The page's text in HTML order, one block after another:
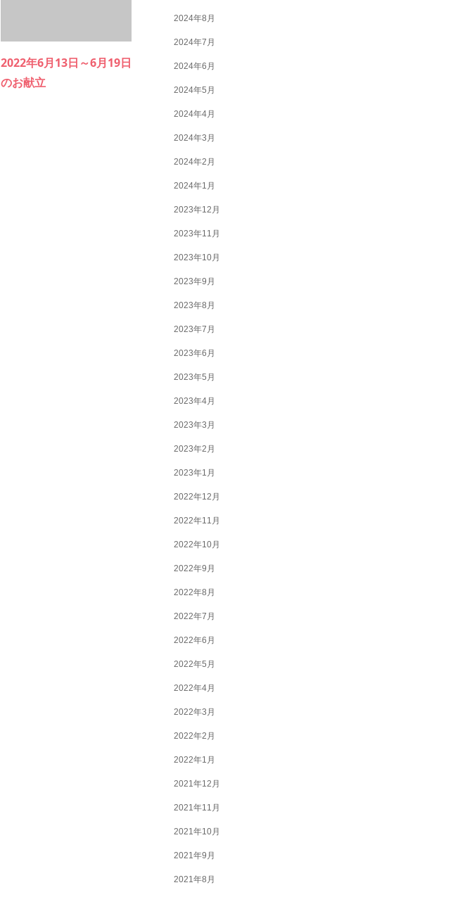
2022年6月13日～6月19日
のお献立
2024年8月
2024年7月
2024年6月
2024年5月
2024年4月
2024年3月
2024年2月
2024年1月
2023年12月
2023年11月
2023年10月
2023年9月
2023年8月
2023年7月
2023年6月
2023年5月
2023年4月
2023年3月
2023年2月
2023年1月
2022年12月
2022年11月
2022年10月
2022年9月
2022年8月
2022年7月
2022年6月
2022年5月
2022年4月
2022年3月
2022年2月
2022年1月
2021年12月
2021年11月
2021年10月
2021年9月
2021年8月